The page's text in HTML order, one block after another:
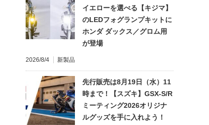
イエローを選べる【キジマ】
のLEDフォグランプキットに
ホンダ ダックス／グロム用
が登場
2026/8/4 新製品
先行販売は8月19日（水）11
時まで！【スズキ】GSX-S/R
ミーティング2026オリジナ
ルグッズを手に入れよう！